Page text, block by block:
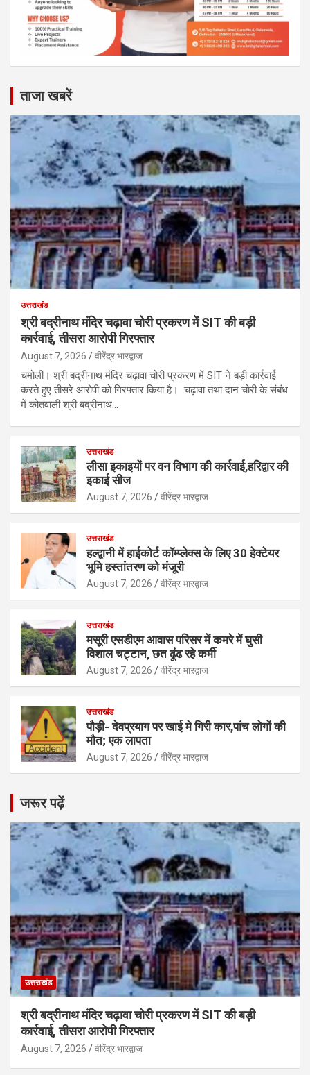
ताजा खबरें
उत्तराखंड
श्री बद्रीनाथ मंदिर चढ़ावा चोरी प्रकरण में SIT की बड़ी
कार्रवाई, तीसरा आरोपी गिरफ्तार
August 7, 2026 वीरेंद्र भारद्वाज
चमोली। श्री बद्रीनाथ मंदिर चढ़ावा चोरी प्रकरण में SIT ने बड़ी कार्रवाई
करते हुए तीसरे आरोपी को गिरफ्तार किया है। चढ़ावा तथा दान चोरी के संबंध
में कोतवाली श्री बद्रीनाथ…
उत्तराखंड
लीसा इकाइयों पर वन विभाग की कार्रवाई,हरिद्वार की
इकाई सीज
August 7, 2026 वीरेंद्र भारद्वाज
उत्तराखंड
हल्द्वानी में हाईकोर्ट कॉम्प्लेक्स के लिए 30 हेक्टेयर
भूमि हस्तांतरण को मंजूरी
August 7, 2026 वीरेंद्र भारद्वाज
उत्तराखंड
मसूरी एसडीएम आवास परिसर में कमरे में घुसी
विशाल चट्टान, छत ढूंढ रहे कर्मी
August 7, 2026 वीरेंद्र भारद्वाज
उत्तराखंड
पौड़ी- देवप्रयाग पर खाई मे गिरी कार,पांच लोगों की
मौत; एक लापता
August 7, 2026 वीरेंद्र भारद्वाज
जरूर पढ़ें
उत्तराखंड
श्री बद्रीनाथ मंदिर चढ़ावा चोरी प्रकरण में SIT की बड़ी
कार्रवाई, तीसरा आरोपी गिरफ्तार
August 7, 2026 वीरेंद्र भारद्वाज